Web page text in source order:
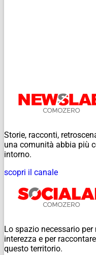
Storie, racconti,
una comunità abbia più
intorno.
scopri il canale
Lo spazio necessario
interezza e per
questo territorio.